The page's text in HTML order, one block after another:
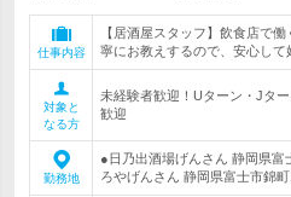
仕事内容
【居酒屋スタッフ】飲食店で
寧にお教えするので、安心して
対象と
なる方
未経験者歓迎！Uターン・Jタ
歓迎
勤務地
●日乃出酒場げんさん 静岡県
ろやげんさん 静岡県富士市錦